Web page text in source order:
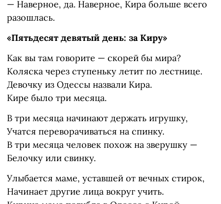
— Наверное, да. Наверное, Кира больше всего
разошлась.
«Пятьдесят девятый день: за Киру»
Как вы там говорите — скорей бы мира?
Коляска через ступеньку летит по лестнице.
Девочку из Одессы назвали Кира.
Кире было три месяца.
В три месяца начинают держать игрушку,
Учатся переворачиваться на спинку.
В три месяца человек похож на зверушку —
Белочку или свинку.
Улыбается маме, уставшей от вечных стирок,
Начинает другие лица вокруг учить.